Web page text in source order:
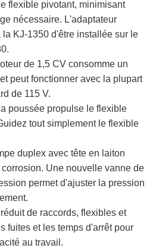
flexible pivotant, minimisant
nécessaire. L'adaptateur
KJ-1350 d'être installée sur le
de 1,5 CV consomme un
peut fonctionner avec la plupart
de 115 V.
poussée propulse le flexible
tout simplement le flexible
duplex avec tête en laiton
Une nouvelle vanne de
permet d'ajuster la pression
de raccords, flexibles et
fuites et les temps d'arrêt pour
au travail.